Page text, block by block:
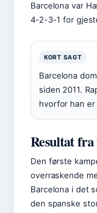
Barcelona var
4-2-3-1 for
KORT SAGT
Barcelona
siden 2011.
hvorfor han
Resultat
Den første
overraskende
Barcelona i det
den spanske